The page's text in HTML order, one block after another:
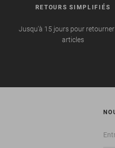
RETOURS SIMPLIFIÉS
Jusqu'à 15 jours pour
articles